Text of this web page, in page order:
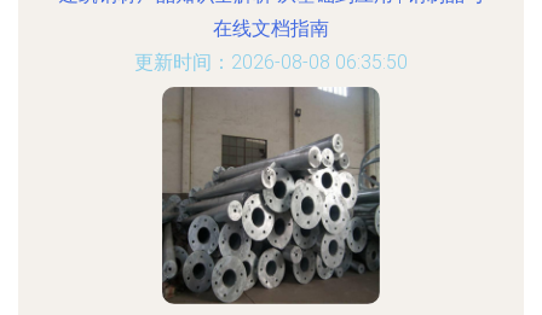
在线文档指南
更新时间：2026-08-08 06:35:50